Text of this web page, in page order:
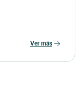
ver más